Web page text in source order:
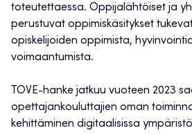
toteutettaessa. Oppijalähtöiset ja
perustuvat oppimiskäsitykset
opiskelijoiden oppimista,
voimaantumista.
TOVE-hanke jatkuu vuoteen 2023
opettajankouluttajien oman
kehittäminen digitaalisissa